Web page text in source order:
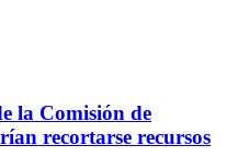
la Comisión de
recortarse recursos